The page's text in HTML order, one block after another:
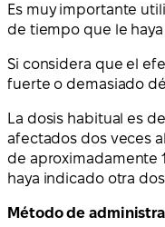
Es muy importante
de tiempo que le
Si considera que el
fuerte o demasiado
La dosis habitual es
afectados dos veces
de aproximadamente
haya indicado otra
Método de